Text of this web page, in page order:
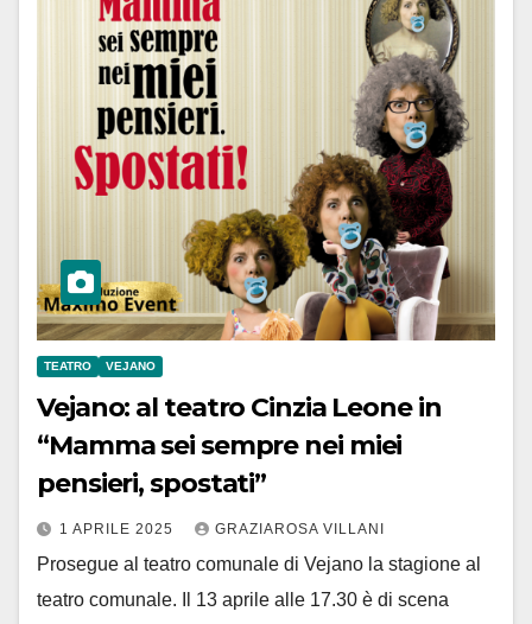
TEATRO VEJANO
Vejano: al teatro Cinzia Leone in
“Mamma sei sempre nei miei
pensieri, spostati”
1 APRILE 2025 GRAZIAROSA VILLANI
Prosegue al teatro comunale di Vejano la stagione al
teatro comunale. Il 13 aprile alle 17.30 è di scena